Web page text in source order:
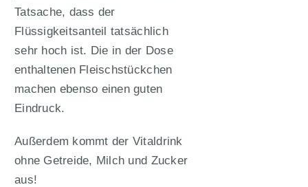
Tatsache, dass der
Flüssigkeitsanteil tatsächlich
sehr hoch ist. Die in der Dose
enthaltenen Fleischstückchen
machen ebenso einen guten
Eindruck.
Außerdem kommt der Vitaldrink
ohne Getreide, Milch und Zucker
aus!